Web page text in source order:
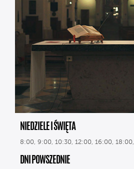
NIEDZIELE I ŚWIĘTA
8:00, 9:00, 10:30, 12:00, 16:00,
DNI POWSZEDNIE